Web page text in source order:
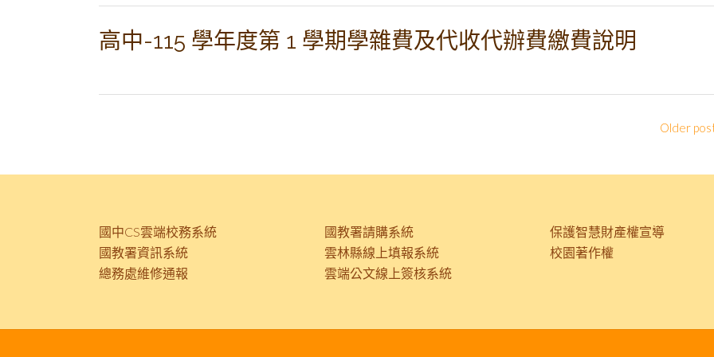
高中-115 學年度第 1 學期學雜費及代收代辦費繳費說明
Older
國中CS雲端校務系統
國教署資訊系統
總務處維修通報
國教署請購系統
雲林縣線上填報系統
雲端公文線上簽核系統
保護智慧財產權宣導
校園著作權